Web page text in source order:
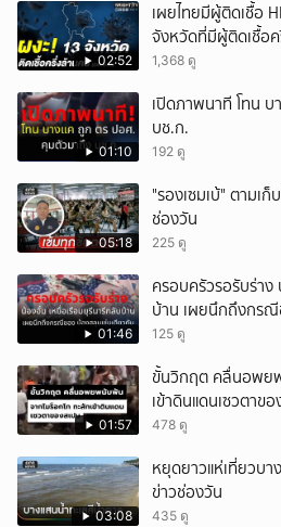
02:52
เผยไทยมีผู้ติดเชื้อ
จังหวัดที่มีผู้ติดเชื้อ
1,368 ดู
01:10
เปิดภาพนาที โทน
บช.ก.
192 ดู
05:18
"รองเซมเบ้" ตามเ
ช่องวัน
225 ดู
01:46
ครอบครัวรอรับร่า
บ้าน เผยนึกถึงกร
125 ดู
01:57
ขั้นวิกฤต คลื่นอพย
เข้าดินแดนเซวตาขอ
478 ดู
03:08
หยุดยาวแห่เที่ยวบา
ข่าวช่องวัน
435 ดู